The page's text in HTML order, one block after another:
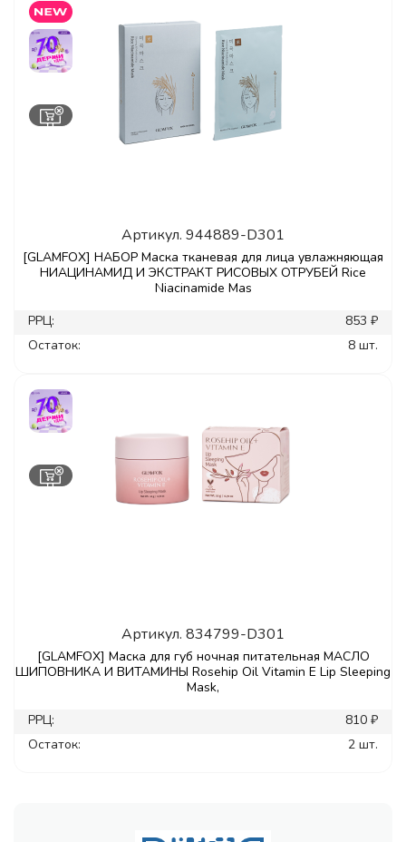
Артикул. 944889-D301
[GLAMFOX] НАБОР Маска тканевая для лица увлажняющая
НИАЦИНАМИД И ЭКСТРАКТ РИСОВЫХ ОТРУБЕЙ Rice
Niacinamide Mas
РРЦ:
853 ₽
Остаток:
8 шт.
Артикул. 834799-D301
[GLAMFOX] Маска для губ ночная питательная МАСЛО
ШИПОВНИКА И ВИТАМИНЫ Rosehip Oil Vitamin E Lip Sleeping
Mask,
РРЦ:
810 ₽
Остаток:
2 шт.